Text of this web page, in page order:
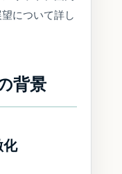
について詳し
背景
化